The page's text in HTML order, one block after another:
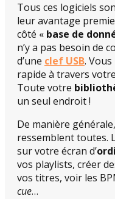
Tous ces logiciels
leur avantage
côté « base de
n’y a pas besoin de
d’une clef USB.
rapide à travers votre
Toute votre
un seul endroit !
De manière
ressemblent toutes.
sur votre écran d’
vos playlists, créer
vos titres, voir les
cue…